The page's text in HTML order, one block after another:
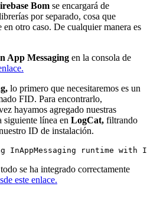
Bom se encargará de
por separado, cosa que
en otro caso. De cualquier manera es
App Messaging en la consola de
lo primero que necesitaremos es un
FID. Para encontrarlo,
hayamos agregado nuestras
siguiente línea en LogCat, filtrando
ID de instalación.
se ha integrado correctamente
este enlace.